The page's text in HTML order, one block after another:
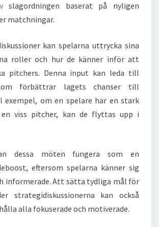
slagordningen baserat på nyligen
matchningar.
kan spelarna uttrycka sina
roller och hur de känner inför att
pitchers. Denna input kan leda till
förbättrar lagets chanser till
exempel, om en spelare har en stark
viss pitcher, kan de flyttas upp i
dessa möten fungera som en
eftersom spelarna känner sig
informerade. Att sätta tydliga mål för
strategidiskussionerna kan också
alla fokuserade och motiverade.